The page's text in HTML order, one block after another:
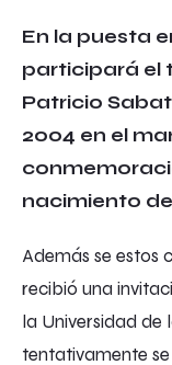
En la puesta
participará el
Patricio
2004 en el
nacimiento
Además se estos
recibió una
la Universidad de
tentativamente se